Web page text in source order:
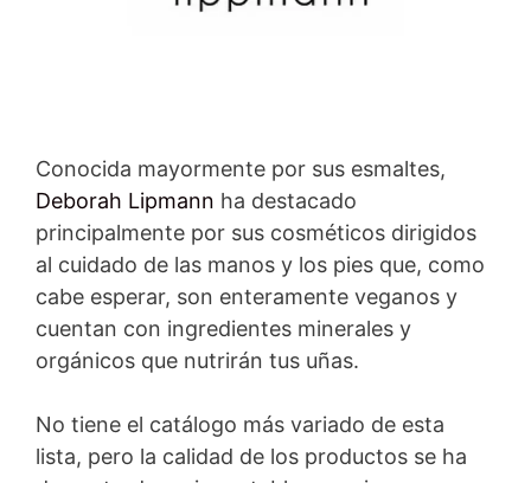
Conocida mayormente por sus esmaltes,
Deborah Lipmann ha destacado
principalmente por sus cosméticos dirigidos
al cuidado de las manos y los pies que, como
cabe esperar, son enteramente veganos y
cuentan con ingredientes minerales y
orgánicos que nutrirán tus uñas.
No tiene el catálogo más variado de esta
lista, pero la calidad de los productos se ha